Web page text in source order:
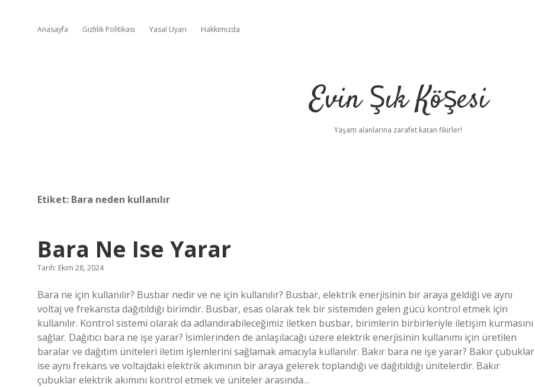
Anasayfa Gizlilik Politikası Yasal Uyarı Hakkımızda
Evin Şık Köşesi
Yaşam alanlarına zarafet katan fikirler!
Etiket: Bara neden kullanılır
Bara Ne Ise Yarar
Tarih: Ekim 28, 2024
Bara ne için kullanılır? Busbar nedir ve ne için kullanılır? Busbar, elektrik enerjisinin bir araya geldiği ve aynı
voltaj ve frekansta dağıtıldığı birimdir. Busbar, esas olarak tek bir sistemden gelen gücü kontrol etmek için
kullanılır. Kontrol sistemi olarak da adlandırabileceğimiz iletken busbar, birimlerin birbirleriyle iletişim kurmasını
sağlar. Dağıtıcı bara ne işe yarar? İsimlerinden de anlaşılacağı üzere elektrik enerjisinin kullanımı için üretilen
baralar ve dağıtım üniteleri iletim işlemlerini sağlamak amacıyla kullanılır. Bakır bara ne işe yarar? Bakır çubuklar
ise aynı frekans ve voltajdaki elektrik akımının bir araya gelerek toplandığı ve dağıtıldığı ünitelerdir. Bakır
çubuklar elektrik akımını kontrol etmek ve üniteler arasında…